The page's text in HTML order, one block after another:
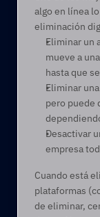
algo en línea
eliminación
Eliminar un
mueve a
hasta que
Eliminar
pero puede
Desactivar
empresa
Cuando está
plataformas
de eliminar,